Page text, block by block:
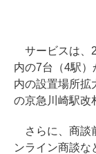
サービスは、
内の7台（4駅
内の設置場所拡
の京急川崎駅改
さらに、商談
ンライン商談な